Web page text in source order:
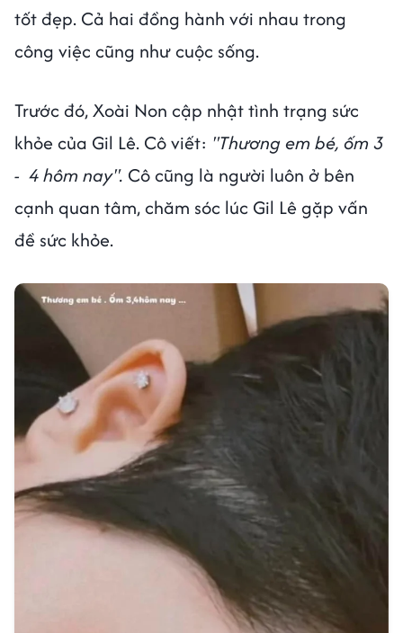
tốt đẹp. Cả hai đồng hành với nhau trong
công việc cũng như cuộc sống.
Trước đó, Xoài Non cập nhật tình trạng sức
khỏe của Gil Lê. Cô viết: "Thương em bé, ốm 3
- 4 hôm nay". Cô cũng là người luôn ở bên
cạnh quan tâm, chăm sóc lúc Gil Lê gặp vấn
đề sức khỏe.